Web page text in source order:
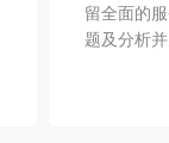
留全面的
题及分析